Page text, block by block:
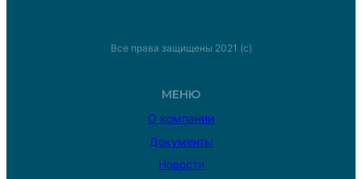
Все права защищены 2021 (с)
МЕНЮ
О компании
Документы
Новости